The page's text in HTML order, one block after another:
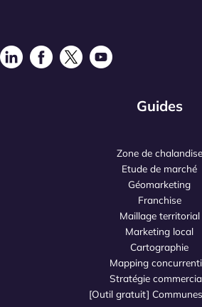
Guides
Zone de chalandise
Etude de marché
Géomarketing
Franchise
Maillage territorial
Marketing local
Cartographie
Mapping
Stratégie
[Outil gratuit]